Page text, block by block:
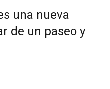
una nueva
de un paseo y